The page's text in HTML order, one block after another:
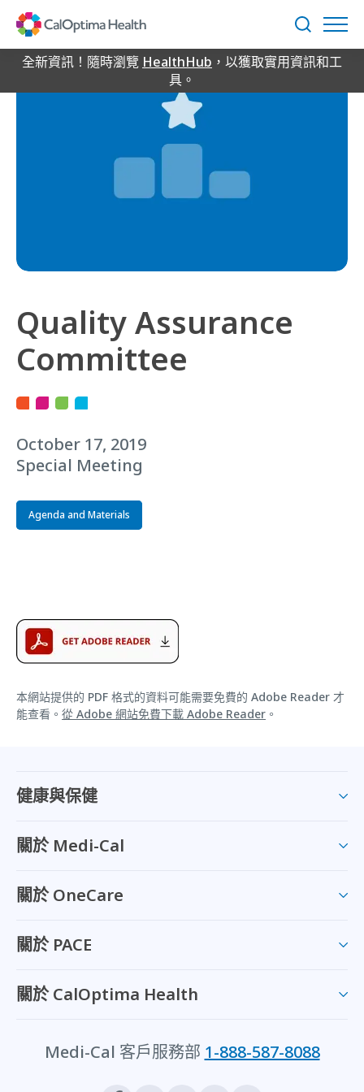
Content
搜
尋
全新資訊！隨時瀏覽 HealthHub ，以獲取實用資訊和工
具。
Quality Assurance
Committee
October 17, 2019
Special Meeting
Agenda and Materials
本網站提供的 PDF 格式的資料可能需要免費的 Adobe Reader 才
能查看。 從 Adobe 網站免費下載 Adobe Reader 。
健康與保健
關於 Medi-Cal
關於 OneCare
關於 PACE
關於 CalOptima Health
Medi-Cal 客戶服務部 1-888-587-8088